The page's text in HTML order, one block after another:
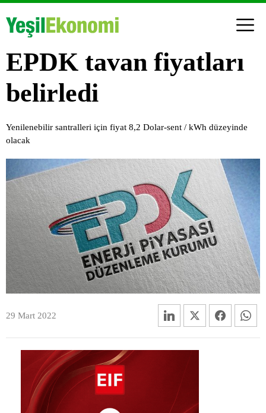
EPDK tavan fiyatları
belirledi
Yenilenebilir santralleri için fiyat 8,2 Dolar-sent / kWh düzeyinde
olacak
29 Mart 2022